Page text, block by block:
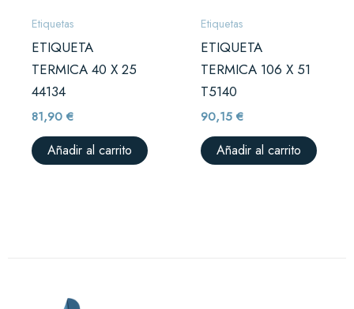
Etiquetas
ETIQUETA
TERMICA 40 X 25
44134
81,90€
Añadir al carrito
Etiquetas
ETIQUETA
TERMICA 106 X 51
T5140
90,15€
Añadir al carrito